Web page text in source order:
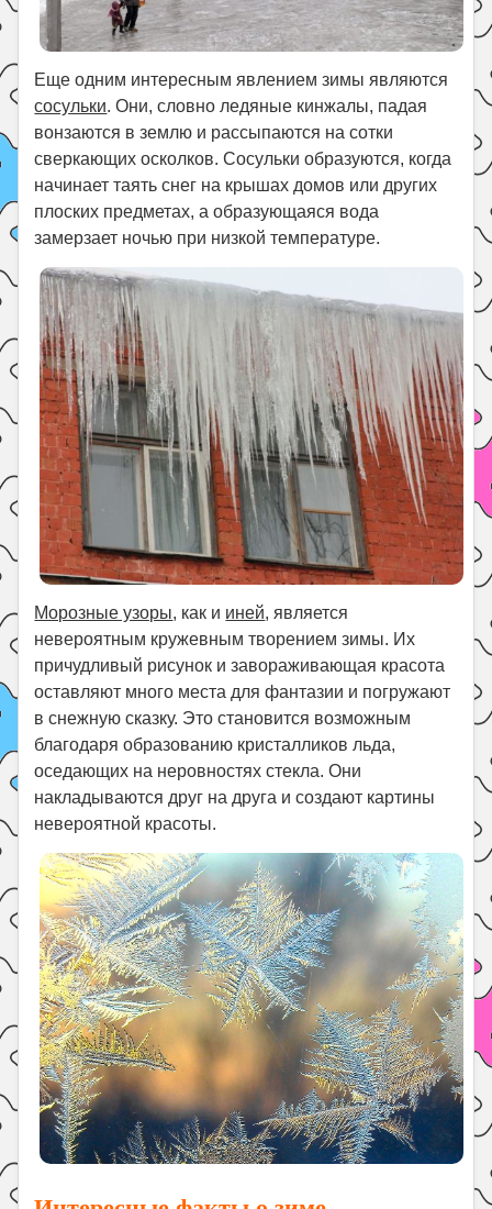
Еще одним интересным явлением зимы являются
сосульки. Они, словно ледяные кинжалы, падая
вонзаются в землю и рассыпаются на сотки
сверкающих осколков. Сосульки образуются, когда
начинает таять снег на крышах домов или других
плоских предметах, а образующаяся вода
замерзает ночью при низкой температуре.
Морозные узоры, как и иней, является
невероятным кружевным творением зимы. Их
причудливый рисунок и завораживающая красота
оставляют много места для фантазии и погружают
в снежную сказку. Это становится возможным
благодаря образованию кристалликов льда,
оседающих на неровностях стекла. Они
накладываются друг на друга и создают картины
невероятной красоты.